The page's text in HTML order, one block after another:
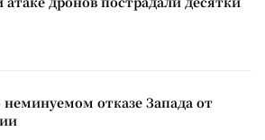
неминуемом отказе Запада от